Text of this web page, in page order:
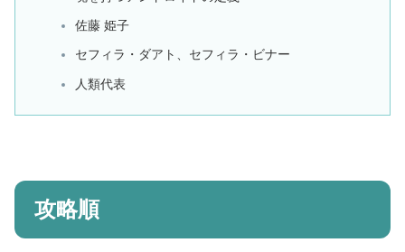
佐藤 姫子
セフィラ・ダアト、セフィラ・ビナー
人類代表
攻略順